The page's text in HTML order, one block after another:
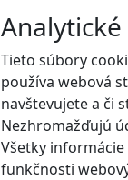
Tieto súbory
používa webová
navštevujete a či
Nezhromažďujú
Všetky
funkčnosti